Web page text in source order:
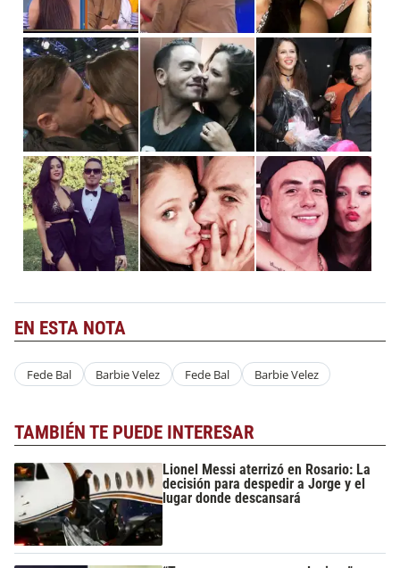
EN ESTA NOTA
Fede Bal Barbie Velez Fede Bal Barbie Velez
TAMBIÉN TE PUEDE INTERESAR
Lionel Messi aterrizó en Rosario: La
decisión para despedir a Jorge y el
lugar donde descansará